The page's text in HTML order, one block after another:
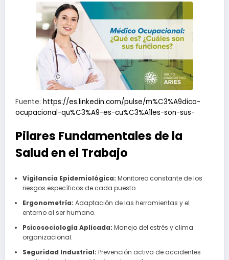
Fuente: https://es.linkedin.com/pulse/m%C3%A9dico-
ocupacional-qu%C3%A9-es-cu%C3%A1les-son-sus-
Pilares Fundamentales de la
Salud en el Trabajo
Vigilancia Epidemiológica: Monitoreo constante de los
riesgos específicos de cada puesto.
Ergonometría: Adaptación de las herramientas y el
entorno al ser humano.
Psicosociología Aplicada: Manejo del estrés y clima
organizacional.
Seguridad Industrial: Prevención activa de accidentes